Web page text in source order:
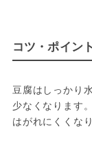
コツ・ポイント
豆腐はしっかり
少なくなります
はがれにくくな